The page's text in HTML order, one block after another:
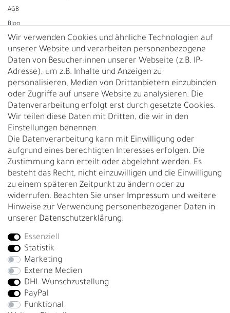
AGB
Blog
Vertrag widerrufen
UNTERNEHMEN
Nachhaltigkeit
Kontakt
Über uns
Rückgabe
Gürtelgröße messen
Garantie
GESCHÄFTSKUNDEN & HÄNDLER
B2B Geschäftskunden
Bei Fragen wenden Sie sich direkt an unser Service-Team.
+4917663727338
Montag - Freitag, 09:00 - 14:00
info@fronhofer.com
Gürtelmanufaktur Fronhofer, 93053 Regensburg, Nelkenweg 3b
Wir verwenden Cookies und ähnliche Technologien auf
unserer Website und verarbeiten personenbezogene
Daten von Besucher:innen unserer Webseite (z.B. IP-
Adresse), um z.B. Inhalte und Anzeigen zu
personalisieren, Medien von Drittanbietern einzubinden
oder Zugriffe auf unsere Website zu analysieren. Die
Datenverarbeitung erfolgt erst durch gesetzte Cookies.
Wir teilen diese Daten mit Dritten, die wir in den
Einstellungen benennen.
Die Datenverarbeitung kann mit Einwilligung oder
aufgrund eines berechtigten Interesses erfolgen. Die
Zustimmung kann erteilt oder abgelehnt werden. Es
besteht das Recht, nicht einzuwilligen und die Einwilligung
zu einem späteren Zeitpunkt zu ändern oder zu
widerrufen. Beachten Sie unser Impressum und weitere
Hinweise zur Verwendung personenbezogener Daten in
unserer Daten­schutz­erklärung.
Essenziell
Statistik
Marketing
Externe Medien
DHL Wunschzustellung
PayPal
Funktional